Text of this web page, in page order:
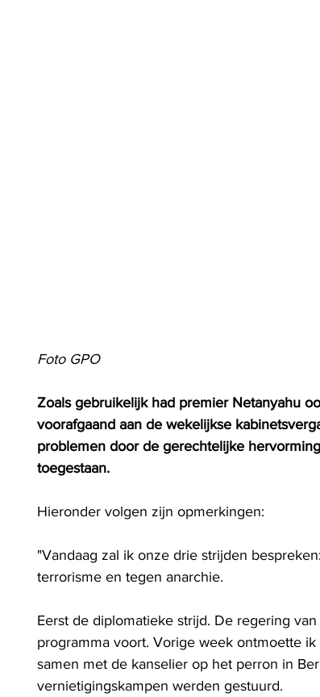
Foto GPO
Zoals gebruikelijk had premier Netanyahu
voorafgaand aan de wekelijkse
problemen door de gerechtelijke
toegestaan.
Hieronder volgen zijn opmerkingen:
"Vandaag zal ik onze drie strijden
terrorisme en tegen anarchie.
Eerst de diplomatieke strijd. De regering
programma voort. Vorige week ontmoette
samen met de kanselier op het perron in
vernietigingskampen werden gestuurd.